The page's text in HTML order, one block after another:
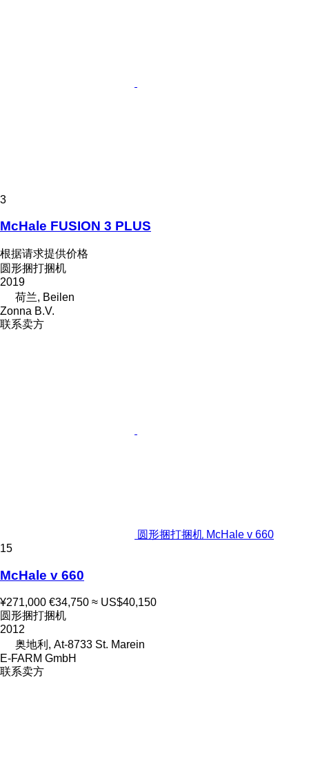
3
McHale FUSION 3 PLUS
根据请求提供价格
圆形捆打捆机
2019
荷兰, Beilen
Zonna B.V.
联系卖方
圆形捆打捆机 McHale v 660
15
McHale v 660
¥271,000 €34,750 ≈ US$40,150
圆形捆打捆机
2012
奥地利, At-8733 St. Marein
E-FARM GmbH
联系卖方